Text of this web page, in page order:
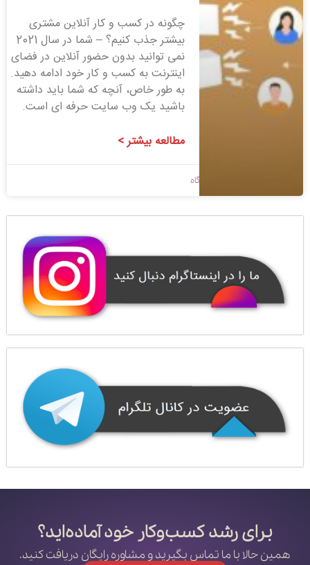
چگونه در کسب و کار آنلاین مشتری
بیشتر جذب کنیم؟ – شما در سال 2021
نمی توانید بدون حضور آنلاین در فضای
اینترنت به کسب و کار خود ادامه دهید.
به طور خاص، آنچه که شما باید داشته
باشید یک وب سایت حرفه ای است.
مطالعه بیشتر >
بدون دیدگاه
برای رشد کسب‌وکار خود آماده‌اید؟
همین حالا با ما تماس بگیرید و مشاوره رایگان دریافت کنید.